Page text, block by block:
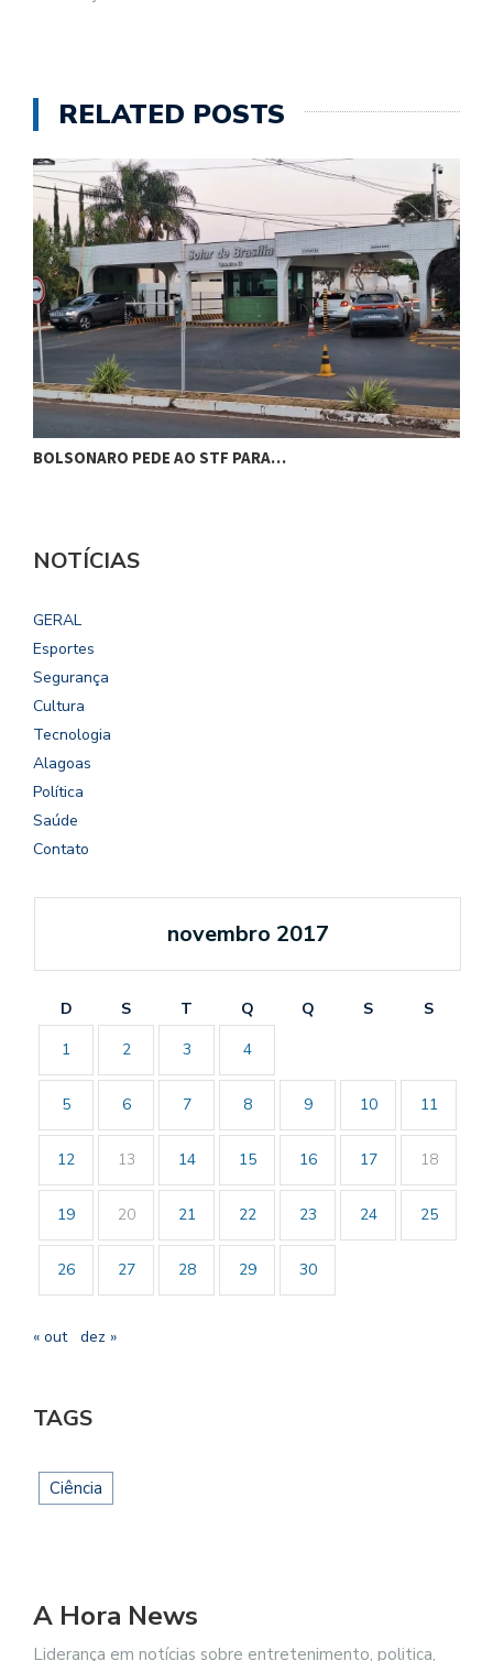
RELATED POSTS
BOLSONARO PEDE AO STF PARA…
NOTÍCIAS
GERAL
Esportes
Segurança
Cultura
Tecnologia
Alagoas
Política
Saúde
Contato
novembro 2017
D S T Q Q S
S
1
2 3 4
5 6 7 8 9 10 11
12 13 14 15 16 17 18
19 20 21 22 23 24 25
26 27 28 29 30
« out dez »
TAGS
Ciência
A Hora News
Liderança em notícias sobre entretenimento, politica,